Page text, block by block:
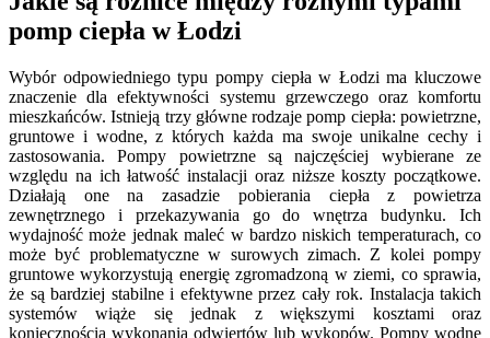
pomp ciepła w Łodzi
Wybór odpowiedniego typu pompy ciepła w Łodzi ma kluczowe
znaczenie dla efektywności systemu grzewczego oraz komfortu
mieszkańców. Istnieją trzy główne rodzaje pomp ciepła: powietrzne,
gruntowe i wodne, z których każda ma swoje unikalne cechy i
zastosowania. Pompy powietrzne są najczęściej wybierane ze
względu na ich łatwość instalacji oraz niższe koszty początkowe.
Działają one na zasadzie pobierania ciepła z powietrza
zewnętrznego i przekazywania go do wnętrza budynku. Ich
wydajność może jednak maleć w bardzo niskich temperaturach, co
może być problematyczne w surowych zimach. Z kolei pompy
gruntowe wykorzystują energię zgromadzoną w ziemi, co sprawia,
że są bardziej stabilne i efektywne przez cały rok. Instalacja takich
systemów wiąże się jednak z większymi kosztami oraz
koniecznością wykonania odwiertów lub wykopów. Pompy wodne